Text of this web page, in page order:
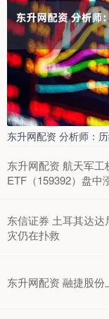
东升网配资 分析师：
东升网配资 航天军工
ETF（159392）盘中
东信证券 土耳其达
灾仍在扑救
东升网配资 融捷股份